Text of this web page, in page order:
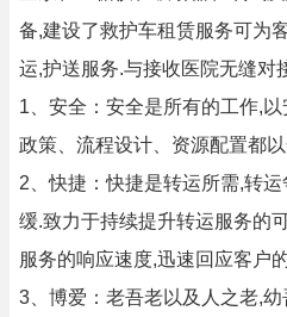
备,建设了救护车租赁服务可为
运,护送服务.与接收医院无缝对
1、安全：安全是所有的工作,
政策、流程设计、资源配置都
2、快捷：快捷是转运所需,转
缓.致力于持续提升转运服务的
服务的响应速度,迅速回应客户
3、博爱：老吾老以及人之老,